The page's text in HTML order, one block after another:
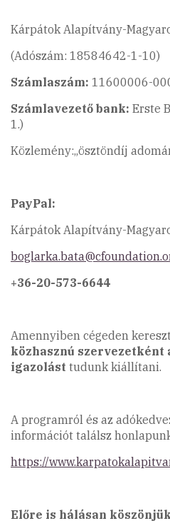
Kárpátok Alapítvány-
(Adószám: 18584642-1-10)
Számlaszám: 11600006-
Számlavezető bank: Erste
1.)
Közlemény:„ösztöndíj
PayPal:
Kárpátok Alapítvány-
+36-20-573-6644
Amennyiben cégeden
közhasznú szervezetként
igazolást tudunk kiállítani.
A programról és az
információt találsz
https://
Előre is hálásan